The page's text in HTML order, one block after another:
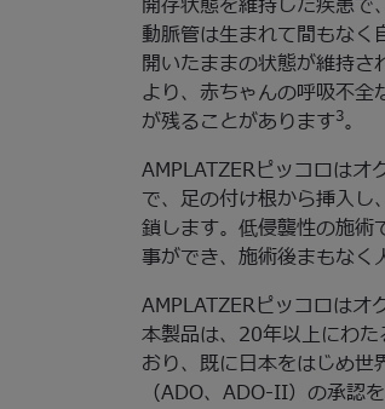
開存状態を維持した疾患で
動脈管は生まれて間もなく
開いたままの状態が維持
より、赤ちゃんの呼吸不
が残ることがあります3。
AMPLATZERピッコロはオ
で、足の付け根から挿入
鎖します。低侵襲性の施術
事ができ、施術後まもなく
AMPLATZERピッコロはオ
本製品は、20年以上にわた
おり、既に日本をはじめ世
（ADO、ADO-II）の承認